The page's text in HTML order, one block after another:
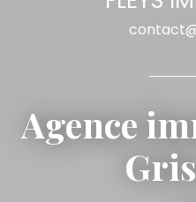
Agence